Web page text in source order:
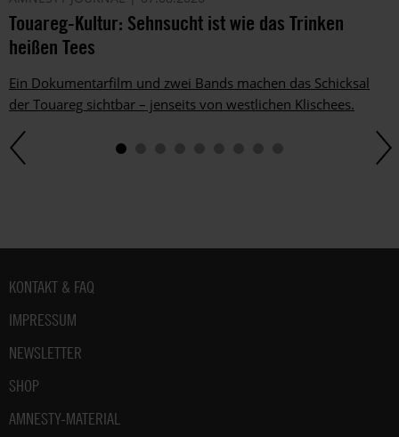
Touareg-Kultur: Sehnsucht ist wie das Trinken
heißen Tees
Ein Dokumentarfilm und zwei Bands machen das Schicksal
der Touareg sichtbar – jenseits von westlichen Klischees.
Fußbereich
KONTAKT & FAQ
IMPRESSUM
NEWSLETTER
SHOP
AMNESTY-MATERIAL